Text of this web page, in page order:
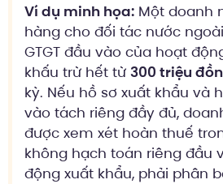
Ví dụ minh họa: Một doanh
hàng cho đối tác nước
GTGT đầu vào của hoạt
khấu trừ hết từ 300 triệu
kỳ. Nếu hồ sơ xuất khẩu và
vào tách riêng đầy đủ,
được xem xét hoàn thuế
không hạch toán riêng đầu
động xuất khẩu, phải phân